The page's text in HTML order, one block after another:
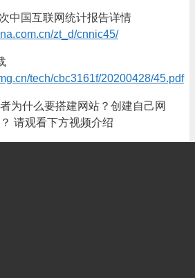
中国互联网统计报告详情
zt_d/cnnic45/
tech/cbc3161f/20200428/45.pdf
为什么要搭建网站？创建自己网
请观看下方视频介绍